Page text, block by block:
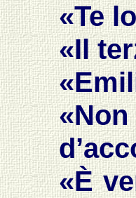
«Te
«Il
«È